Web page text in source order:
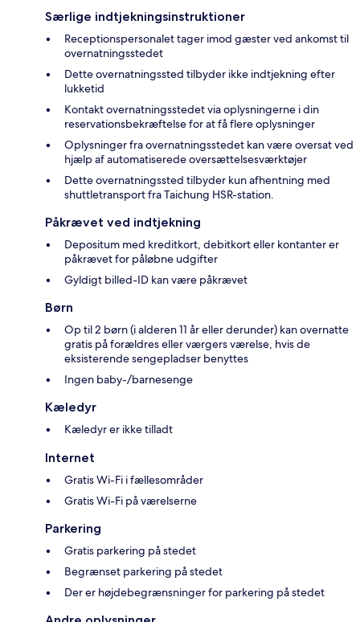
Særlige indtjekningsinstruktioner
Receptionspersonalet tager imod gæster ved ankomst til
overnatningsstedet
Dette overnatningssted tilbyder ikke indtjekning efter
lukketid
Kontakt overnatningsstedet via oplysningerne i din
reservationsbekræftelse for at få flere oplysninger
Oplysninger fra overnatningsstedet kan være oversat ved
hjælp af automatiserede oversættelsesværktøjer
Dette overnatningssted tilbyder kun afhentning med
shuttletransport fra Taichung HSR-station.
Påkrævet ved indtjekning
Depositum med kreditkort, debitkort eller kontanter er
påkrævet for påløbne udgifter
Gyldigt billed-ID kan være påkrævet
Børn
Op til 2 børn (i alderen 11 år eller derunder) kan overnatte
gratis på forældres eller værgers værelse, hvis de
eksisterende sengepladser benyttes
Ingen baby-/barnesenge
Kæledyr
Kæledyr er ikke tilladt
Internet
Gratis Wi-Fi i fællesområder
Gratis Wi-Fi på værelserne
Parkering
Gratis parkering på stedet
Begrænset parkering på stedet
Der er højdebegrænsninger for parkering på stedet